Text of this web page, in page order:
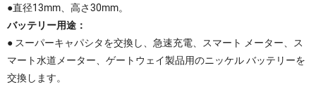
●直径13mm、高さ30mm。
バッテリー用途：
● スーパーキャパシタを交換し、急速充電、スマート メーター、ス
マート水道メーター、ゲートウェイ製品用のニッケル バッテリーを
交換します。